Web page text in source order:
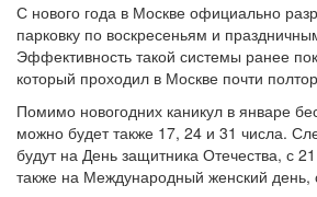
С нового года в Москве официально
парковку по воскресеньям и
Эффективность такой системы ранее
который проходил в Москве почти
Помимо новогодних каникул в январе
можно будет также 17, 24 и 31 числа.
будут на День защитника Отечества, с
также на Международный женский день,